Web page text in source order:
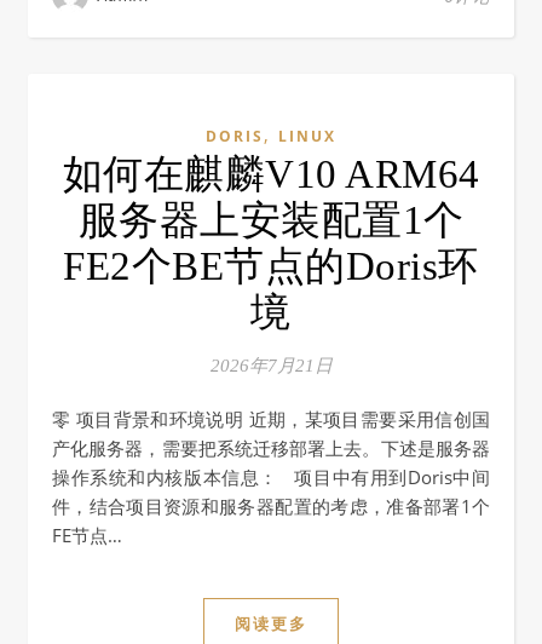
DORIS , LINUX
如何在麒麟V10 ARM64
服务器上安装配置1个
FE2个BE节点的Doris环
境
2026年7月21日
零 项目背景和环境说明 近期，某项目需要采用信创国
产化服务器，需要把系统迁移部署上去。下述是服务器
操作系统和内核版本信息： 项目中有用到Doris中间
件，结合项目资源和服务器配置的考虑，准备部署1个
FE节点…
阅读更多